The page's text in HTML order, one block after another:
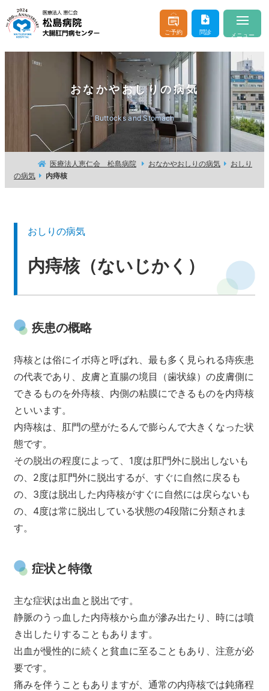
ご予約 問診 メニュー
About
医師のご紹介 Doctor & Staff
Consultation
おなかやおしりの病気 Buttocks and Stomach
入院・お見舞い
交通アクセス
医療機関の方へ
おなかやおしりの病気
Buttocks and Stomach
医療法人恵仁会 松島病院 おなかやおしりの病気
おしり
の病気
内痔核
おしりの病気
内痔核（ないじかく）
疾患の概略
痔核とは俗にイボ痔と呼ばれ、最も多く見られる痔疾患
の代表であり、皮膚と直腸の境目（歯状線）の皮膚側に
できるものを外痔核、内側の粘膜にできるものを内痔核
といいます。
内痔核は、肛門の壁がたるんで膨らんで大きくなった状
態です。
その脱出の程度によって、1度は肛門外に脱出しないも
の、2度は肛門外に脱出するが、すぐに自然に戻るも
の、3度は脱出した内痔核がすぐに自然には戻らないも
の、4度は常に脱出している状態の4段階に分類されま
す。
症状と特徴
主な症状は出血と脱出です。
静脈のうっ血した内痔核から血が滲み出たり、時には噴
き出したりすることもあります。
出血が慢性的に続くと貧血に至ることもあり、注意が必
要です。
痛みを伴うこともありますが、通常の内痔核では鈍痛程